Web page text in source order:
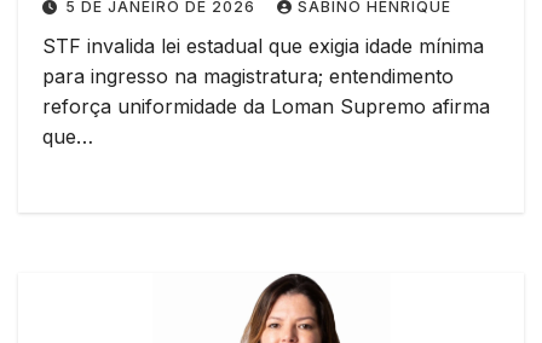
5 DE JANEIRO DE 2026 SABINO HENRIQUE
STF invalida lei estadual que exigia idade mínima
para ingresso na magistratura; entendimento
reforça uniformidade da Loman Supremo afirma
que…